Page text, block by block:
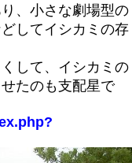
、小さな劇場型の
してイシカミの存
して、イシカミの
たのも支配星で